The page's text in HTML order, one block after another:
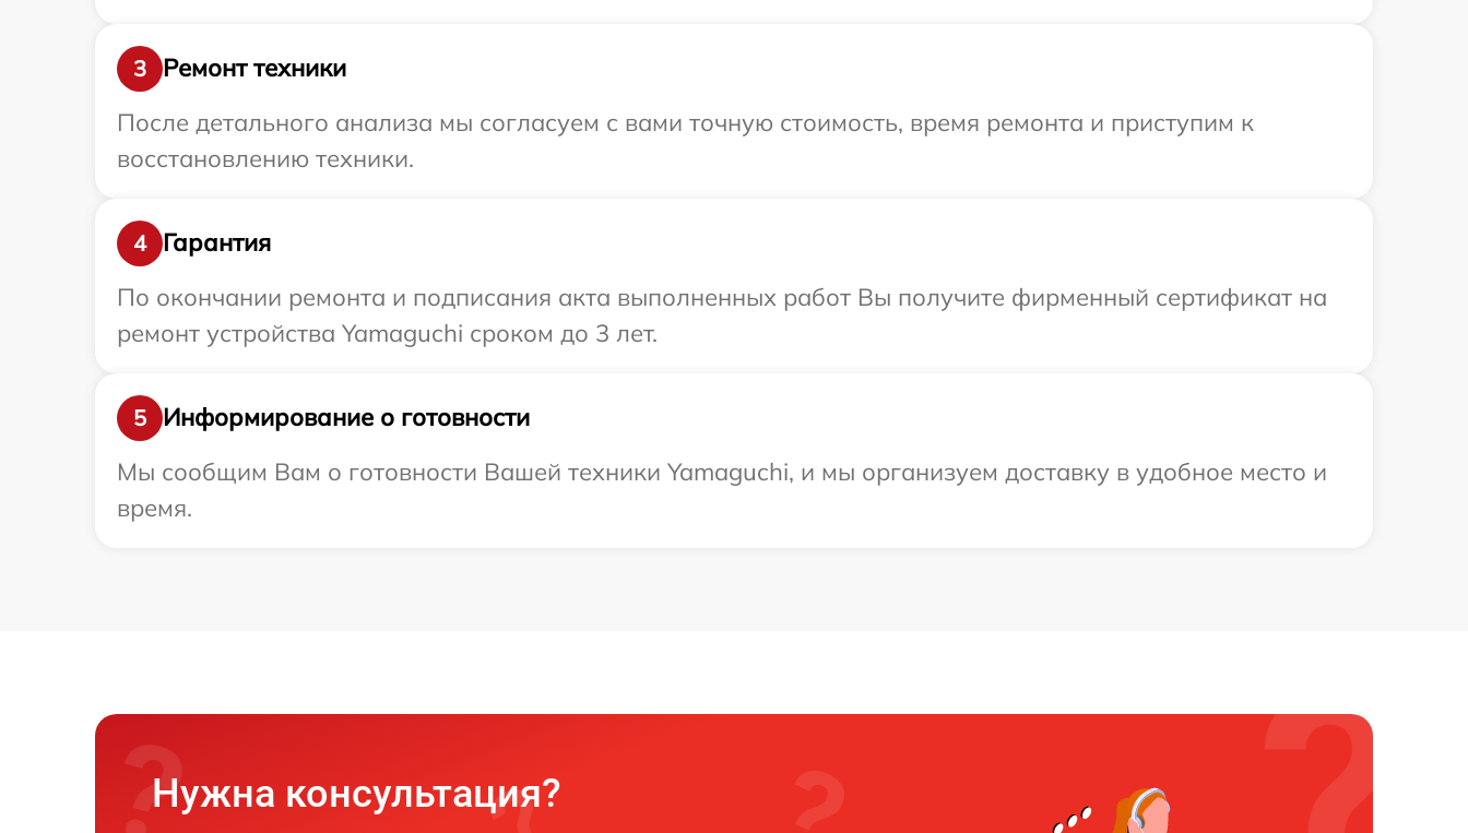
3
Ремонт техники
После детального анализа мы согласуем с вами точную стоимость, время ремонта и приступим к
восстановлению техники.
4
Гарантия
По окончании ремонта и подписания акта выполненных работ Вы получите фирменный сертификат на
ремонт устройства Yamaguchi сроком до 3 лет.
5
Информирование о готовности
Мы сообщим Вам о готовности Вашей техники Yamaguchi, и мы организуем доставку в удобное место и
время.
Нужна консультация?